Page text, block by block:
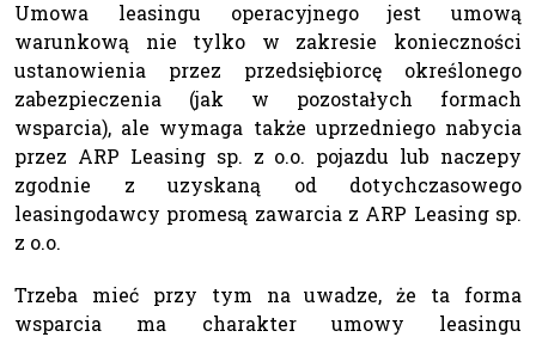
Umowa leasingu operacyjnego jest umową
warunkową nie tylko w zakresie konieczności
ustanowienia przez przedsiębiorcę określonego
zabezpieczenia (jak w pozostałych formach
wsparcia), ale wymaga także uprzedniego nabycia
przez ARP Leasing sp. z o.o. pojazdu lub naczepy
zgodnie z uzyskaną od dotychczasowego
leasingodawcy promesą zawarcia z ARP Leasing sp.
z o.o.
Trzeba mieć przy tym na uwadze, że ta forma
wsparcia ma charakter umowy leasingu